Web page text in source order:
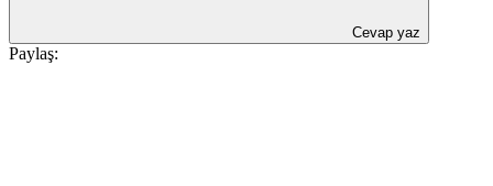
Cevap yaz
Paylaş: